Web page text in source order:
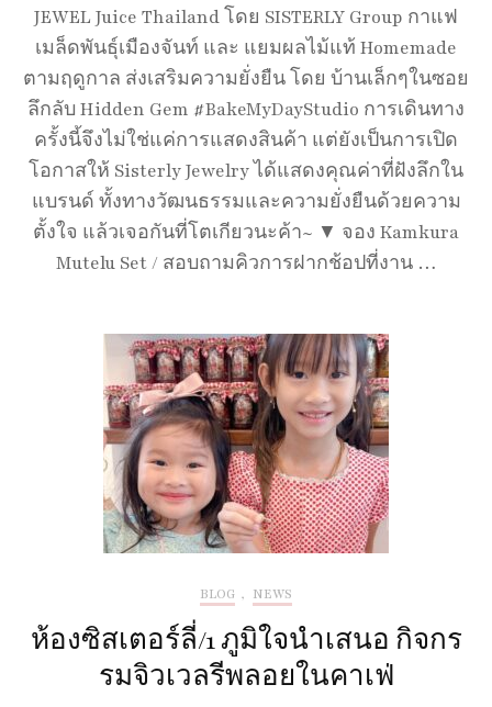
JEWEL Juice Thailand โดย SISTERLY Group กาแฟ
เมล็ดพันธุ์เมืองจันท์ และ แยมผลไม้แท้ Homemade
ตามฤดูกาล ส่งเสริมความยั่งยืน โดย บ้านเล็กๆในซอย
ลึกลับ Hidden Gem #BakeMyDayStudio การเดินทาง
ครั้งนี้จึงไม่ใช่แค่การแสดงสินค้า แต่ยังเป็นการเปิด
โอกาสให้ Sisterly Jewelry ได้แสดงคุณค่าที่ฝังลึกใน
แบรนด์ ทั้งทางวัฒนธรรมและความยั่งยืนด้วยความ
ตั้งใจ แล้วเจอกันที่โตเกียวนะค้า~ ▼ จอง Kamkura
Mutelu Set / สอบถามคิวการฝากช้อปที่งาน …
BLOG , NEWS
ห้องซิสเตอร์ลี่/1 ภูมิใจนำเสนอ กิจกร
รมจิวเวลรีพลอยในคาเฟ่